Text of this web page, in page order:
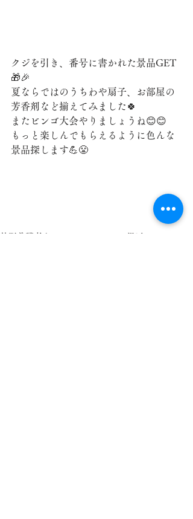
クジを引き、番号に書かれた景品GET
🎁🎉
夏ならではのうちわや扇子、お部屋の
芳香剤など揃えてみました🍀
またビンゴ大会やりましょうね😊😊
もっと楽しんでもらえるように色んな
景品探します💪😤